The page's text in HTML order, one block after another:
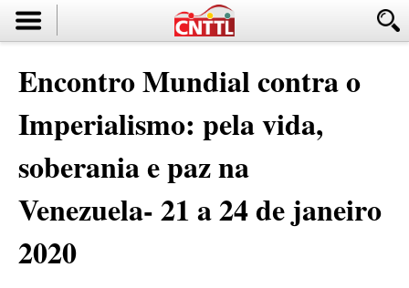
Encontro Mundial contra o
Imperialismo: pela vida,
soberania e paz na
Venezuela- 21 a 24 de janeiro
2020